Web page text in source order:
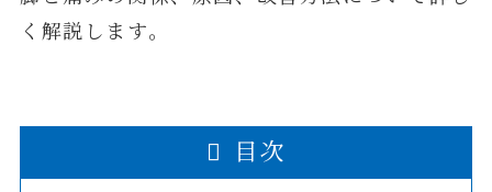
く解説します。
目次